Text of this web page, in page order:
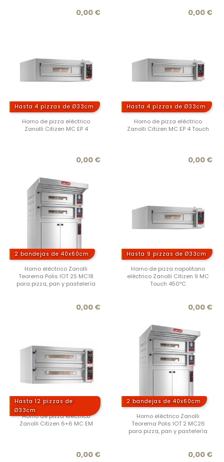
Precio
0,00 € 0,00 €
Hasta 4 pizzas de Ø33cm
Horno de pizza eléctrico
Zanolli Citizen MC EP 4
Precio
0,00 €
Hasta 4 pizzas de Ø33cm
Horno de pizza eléctrico
Zanolli Citizen MC EP 4 Touch
0,00 €
2 bandejas de 40x60cm
Horno eléctrico Zanolli
Teorema Polis IOT 2S MC18
para pizza, pan y pastelería
Precio
0,00 €
Hasta 9 pizzas de Ø33cm
Horno de pizza napolitano
eléctrico Zanolli Citizen 9 MC
Touch 450ºC
0,00 €
Hasta 12 pizzas de
Ø33cm
Horno de pizza eléctrico
Zanolli Citizen 6+6 MC EM
Precio
0,00 €
2 bandejas de 40x60cm
Horno eléctrico Zanolli
Teorema Polis IOT 2 MC26
para pizza, pan y pastelería
0,00 €